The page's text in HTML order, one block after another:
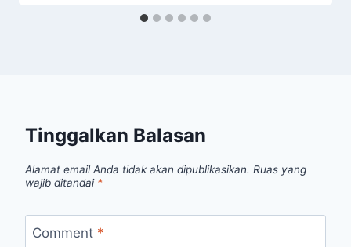
Tinggalkan Balasan
Alamat email Anda tidak akan dipublikasikan. Ruas yang
wajib ditandai *
Comment *